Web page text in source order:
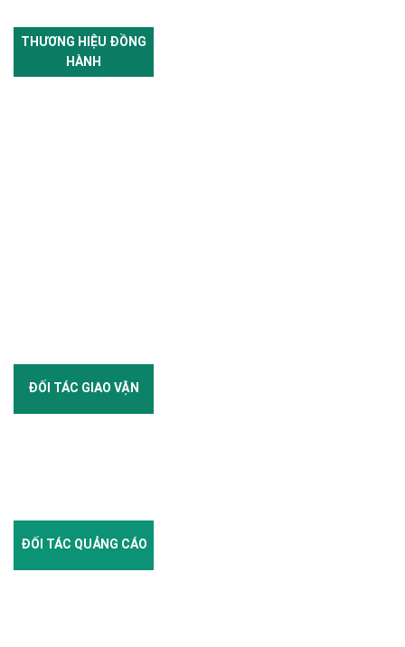
THƯƠNG HIỆU ĐỒNG
HÀNH
ĐỐI TÁC GIAO VẬN
ĐỐI TÁC QUẢNG CÁO